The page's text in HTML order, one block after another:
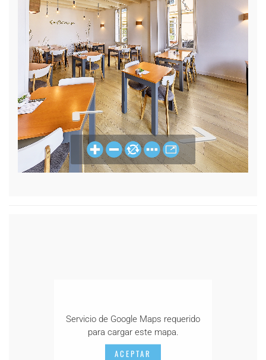
Servicio de Google Maps requerido
para cargar este mapa.
ACEPTAR